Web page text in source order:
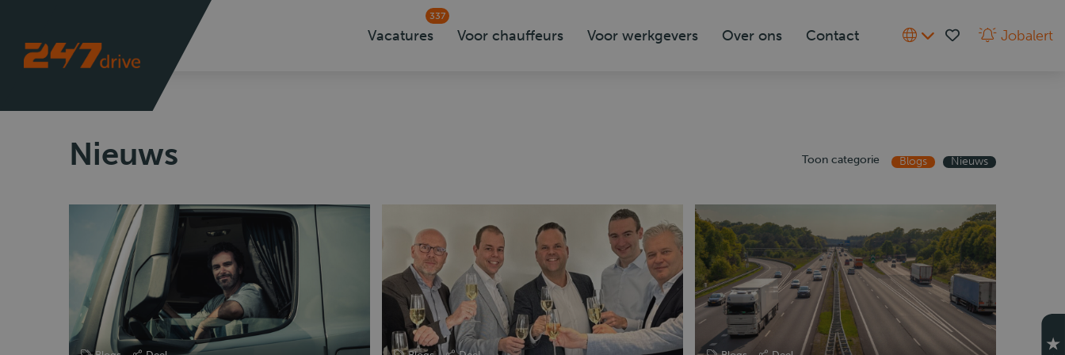
Vacatures
337
Voor chauffeurs Voor werkgevers Over ons Contact Jobalert
Nieuws Toon categorie Blogs Nieuws